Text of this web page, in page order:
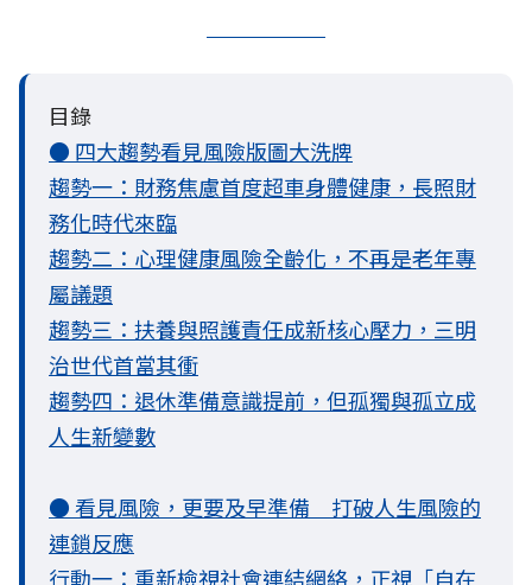
目錄
● 四大趨勢看見風險版圖大洗牌
趨勢一：財務焦慮首度超車身體健康，長照財
務化時代來臨
趨勢二：心理健康風險全齡化，不再是老年專
屬議題
趨勢三：扶養與照護責任成新核心壓力，三明
治世代首當其衝
趨勢四：退休準備意識提前，但孤獨與孤立成
人生新變數
● 看見風險，更要及早準備 打破人生風險的
連鎖反應
行動一：重新檢視社會連結網絡，正視「自在